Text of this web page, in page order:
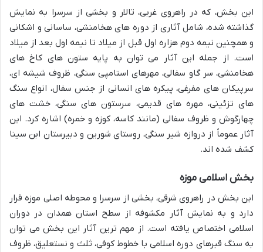
این بخش، که در راهروی غربی، تالار و بخشی از سرسرا به نمایش
گذاشته شده، شامل آثاری از دوره های هخامنشی، ساسانی و اشکانی
و همچنین نیمه دوم هزاره اول قبل از میلاد تا نیمه اول بعد از میلاد
است. از جمله این آثار می توان به پایه ستون های کاخ های
هخامنشی، سر گاو سفالی، مهرهای استامپی سنگی، ظروف شیشه ای،
سرپیکان های مفرغی، پیکره های انسانی از جنس سفال، انواع سنگ
های تزئینی، مهره های قدیمی، سرستون های سنگی، خشت های
چهارگوش و ظروف سفالی (مانند کاسه، کوزه و خمره) اشاره کرد. این
آثار عموماً از دروازه شیر سنگی، روستای شورین و دبیرستان ابن سینا
کشف شده اند.
بخش اسلامی موزه
این بخش در راهروی شرقی، بخشی از سرسرا و محوطه اصلی موزه قرار
دارد و به نمایش آثار مکشوفه از سطح استان همدان در دوران
اسلامی اختصاص یافته است. از مهم ترین آثار این بخش می توان
به سنگ قبرهای دوره اسلامی با خطوط کوفی، ثلث و نستعلیق، ظروف